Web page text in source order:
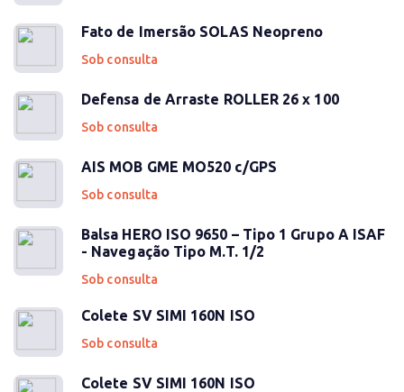
Fato de Imersão SOLAS Neopreno
Sob consulta
Defensa de Arraste ROLLER 26 x 100
Sob consulta
AIS MOB GME MO520 c/GPS
Sob consulta
Balsa HERO ISO 9650 – Tipo 1 Grupo A ISAF
- Navegação Tipo M.T. 1/2
Sob consulta
Colete SV SIMI 160N ISO
Sob consulta
Colete SV SIMI 160N ISO